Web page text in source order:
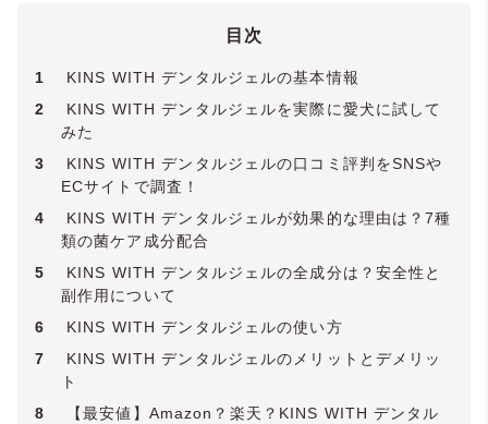
目次
1
KINS WITH デンタルジェルの基本情報
2
KINS WITH デンタルジェルを実際に愛犬に試して
みた
3
KINS WITH デンタルジェルの口コミ評判をSNSや
ECサイトで調査！
4
KINS WITH デンタルジェルが効果的な理由は？7種
類の菌ケア成分配合
5
KINS WITH デンタルジェルの全成分は？安全性と
副作用について
6
KINS WITH デンタルジェルの使い方
7
KINS WITH デンタルジェルのメリットとデメリッ
ト
8
【最安値】Amazon？楽天？KINS WITH デンタル